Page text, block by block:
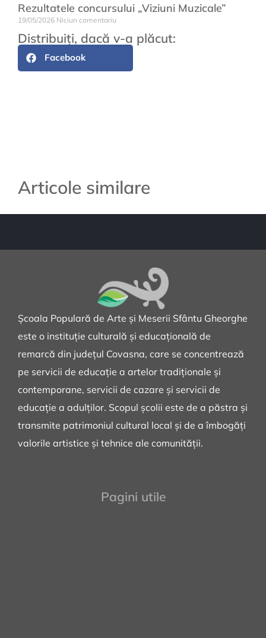
Rezultatele concursului „Viziuni Muzicale”
19/05/2026 Niciun comentariu
Distribuiți, dacă v-a plăcut:
Facebook
Articole similare
Școala Populară de Arte și Meserii Sfântu Gheorghe
este o instituție culturală și educațională de
remarcă din județul Covasna, care se concentrează
pe servicii de educație a artelor tradiționale și
contemporane, servicii de cazare și servicii de
educație a adulților. Scopul școlii este de a păstra și
transmite patrimoniul cultural local și de a îmbogăți
valorile artistice și tehnice ale comunității.
Pagini utile